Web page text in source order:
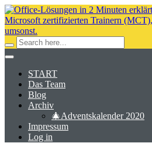
START
Das Team
Blog
Archiv
🎄Adventskalender 2020
Impressum
Log in